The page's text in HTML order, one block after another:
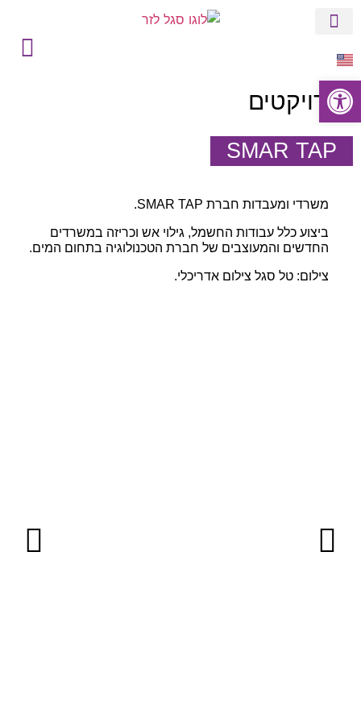
פתח סרגל נגישות
פרויקטים
SMAR TAP
משרדי ומעבדות חברת SMAR TAP.
ביצוע כלל עבודות החשמל, גילוי אש וכריזה במשרדים
החדשים והמעוצבים של חברת הטכנולוגיה בתחום המים.
צילום: טל סגל צילום אדריכלי.